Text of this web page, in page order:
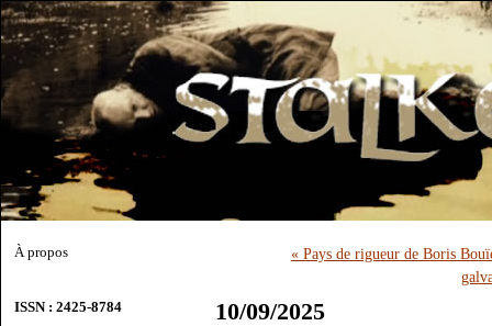
À propos
ISSN : 2425-8784
« Pays de rigueur de Boris
10/09/2025